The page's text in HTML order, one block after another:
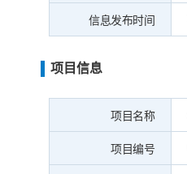
信息发布时间
项目信息
项目名称
项目编号